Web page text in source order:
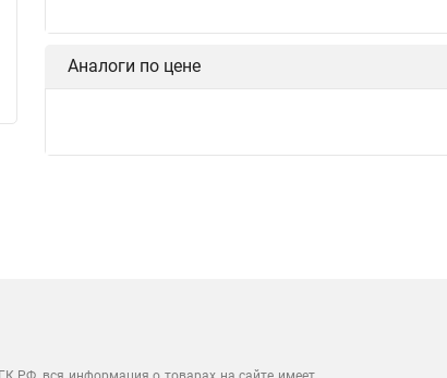
Аналоги по цене